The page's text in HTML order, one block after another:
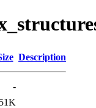
Description
-